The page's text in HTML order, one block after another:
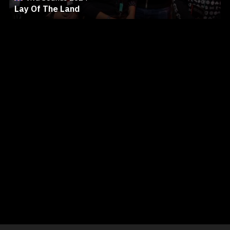
Lay Of The Land